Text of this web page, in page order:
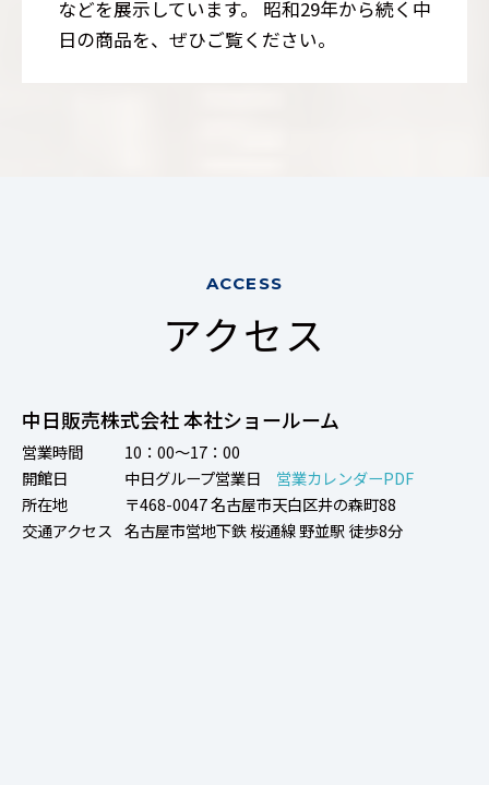
などを展示しています。 昭和29年から続く中
日の商品を、ぜひご覧ください。
ACCESS
アクセス
中日販売株式会社 本社ショールーム
営業時間
10：00～17：00
開館日
中日グループ営業日 営業カレンダーPDF
所在地
〒468-0047 名古屋市天白区井の森町88
交通アクセス 名古屋市営地下鉄 桜通線 野並駅 徒歩8分